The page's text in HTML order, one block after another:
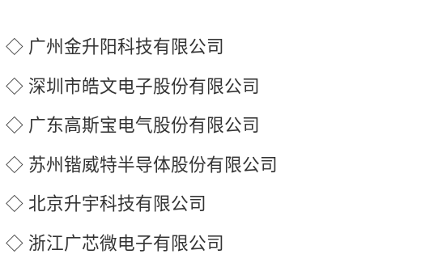
◇ 广州金升阳科技有限公司
◇ 深圳市皓文电子股份有限公司
◇ 广东高斯宝电气股份有限公司
◇ 苏州锴威特半导体股份有限公司
◇ 北京升宇科技有限公司
◇ 浙江广芯微电子有限公司